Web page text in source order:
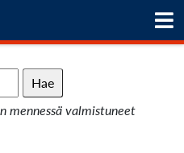
Hae
mennessä valmistuneet